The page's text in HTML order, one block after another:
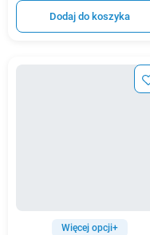
Dodaj do koszyka
Więcej opcji+